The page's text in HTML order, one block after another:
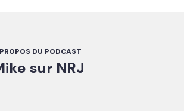
DU PODCAST
sur NRJ